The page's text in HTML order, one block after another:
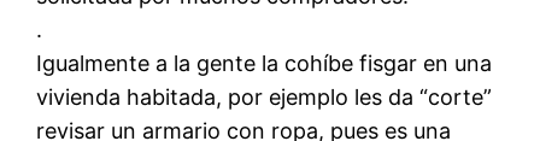
.
Igualmente a la gente la cohíbe fisgar en una
vivienda habitada, por ejemplo les da “corte”
revisar un armario con ropa, pues es una